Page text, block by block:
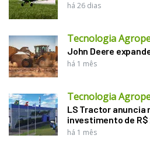
há 26 dias
Tecnologia
John Deere
há 1 mês
Tecnologia
LS Tractor anuncia
investimento de R$
há 1 mês